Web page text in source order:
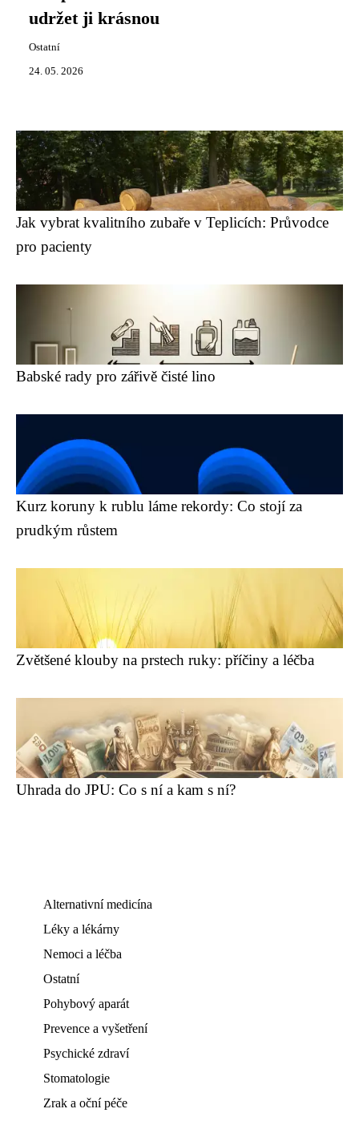
udržet ji krásnou
Ostatní
24. 05. 2026
Jak vybrat kvalitního zubaře v Teplicích: Průvodce
pro pacienty
Babské rady pro zářivě čisté lino
Kurz koruny k rublu láme rekordy: Co stojí za
prudkým růstem
Zvětšené klouby na prstech ruky: příčiny a léčba
Uhrada do JPU: Co s ní a kam s ní?
Alternativní medicína
Léky a lékárny
Nemoci a léčba
Ostatní
Pohybový aparát
Prevence a vyšetření
Psychické zdraví
Stomatologie
Zrak a oční péče